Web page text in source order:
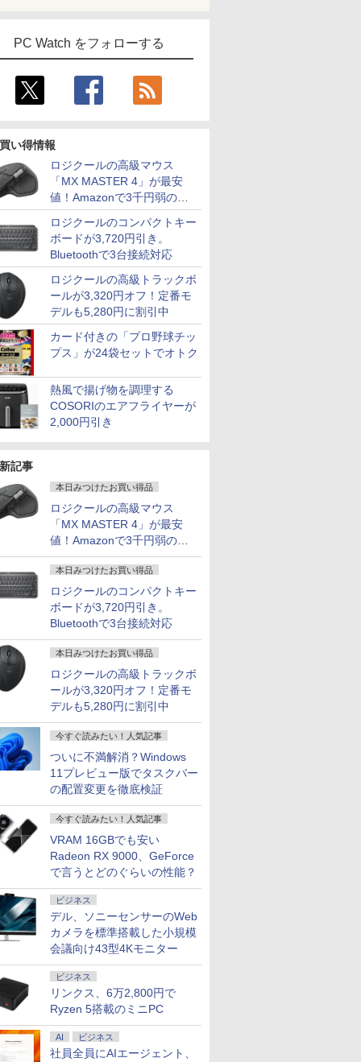
PC Watch をフォローする
い得情報
ロジクールの高級マウス
「MX MASTER 4」が最安
値！Amazonで3千円弱の割
引
ロジクールのコンパクトキー
ボードが3,720円引き。
Bluetoothで3台接続対応
ロジクールの高級トラックボ
ールが3,320円オフ！定番モ
デルも5,280円に割引中
カード付きの「プロ野球チッ
プス」が24袋セットでオトク
熱風で揚げ物を調理する
COSORIのエアフライヤーが
2,000円引き
記事
本日みつけたお買い得品
ロジクールの高級マウス
「MX MASTER 4」が最安
値！Amazonで3千円弱の割
引
本日みつけたお買い得品
ロジクールのコンパクトキー
ボードが3,720円引き。
Bluetoothで3台接続対応
本日みつけたお買い得品
ロジクールの高級トラックボ
ールが3,320円オフ！定番モ
デルも5,280円に割引中
今すぐ読みたい！人気記事
ついに不満解消？Windows
11プレビュー版でタスクバー
の配置変更を徹底検証
今すぐ読みたい！人気記事
VRAM 16GBでも安い
Radeon RX 9000、GeForce
で言うとどのぐらいの性能？
ビジネス
デル、ソニーセンサーのWeb
カメラを標準搭載した小規模
会議向け43型4Kモニター
ビジネス
リンクス、6万2,800円で
Ryzen 5搭載のミニPC
AI ビジネス
社員全員にAIエージェント、